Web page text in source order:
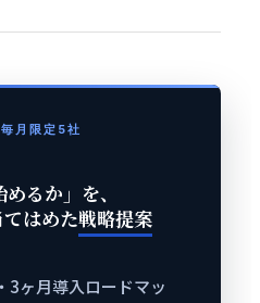
月限定5社
るか」を、
はめた戦略提案
3ヶ月導入ロードマッ